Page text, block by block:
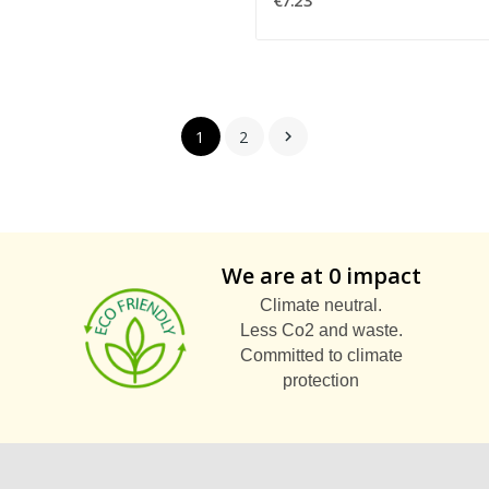
1 2 
We are at 0 impact
Climate neutral.
Less Co2 and waste.
Committed to climate
protection